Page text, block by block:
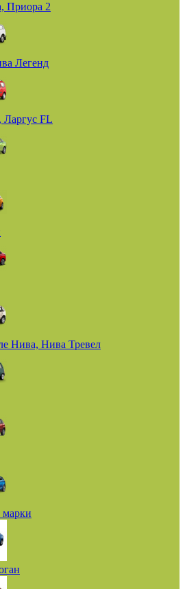
Приора 2
Легенд
Ларгус FL
Нива, Нива Тревел
марки